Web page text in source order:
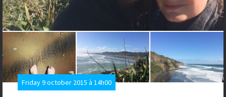
Friday 9 october 2015 à 14h00